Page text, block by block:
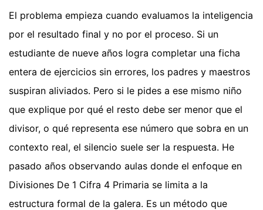
El problema empieza cuando evaluamos la inteligencia
por el resultado final y no por el proceso. Si un
estudiante de nueve años logra completar una ficha
entera de ejercicios sin errores, los padres y maestros
suspiran aliviados. Pero si le pides a ese mismo niño
que explique por qué el resto debe ser menor que el
divisor, o qué representa ese número que sobra en un
contexto real, el silencio suele ser la respuesta. He
pasado años observando aulas donde el enfoque en
Divisiones De 1 Cifra 4 Primaria se limita a la
estructura formal de la galera. Es un método que